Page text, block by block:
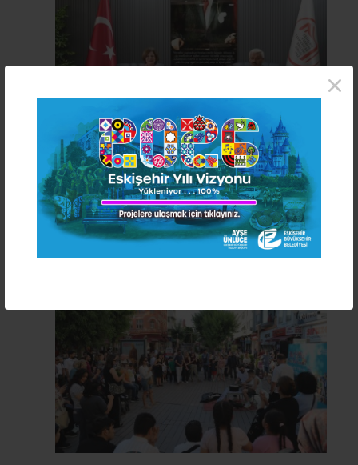
×
BAŞKAN ÜNLÜCE'DEN ESNAF
ODALARI BİRLİĞİ YÖNETİMİNE
HAYIRLI OLSUN ZİYARETİ